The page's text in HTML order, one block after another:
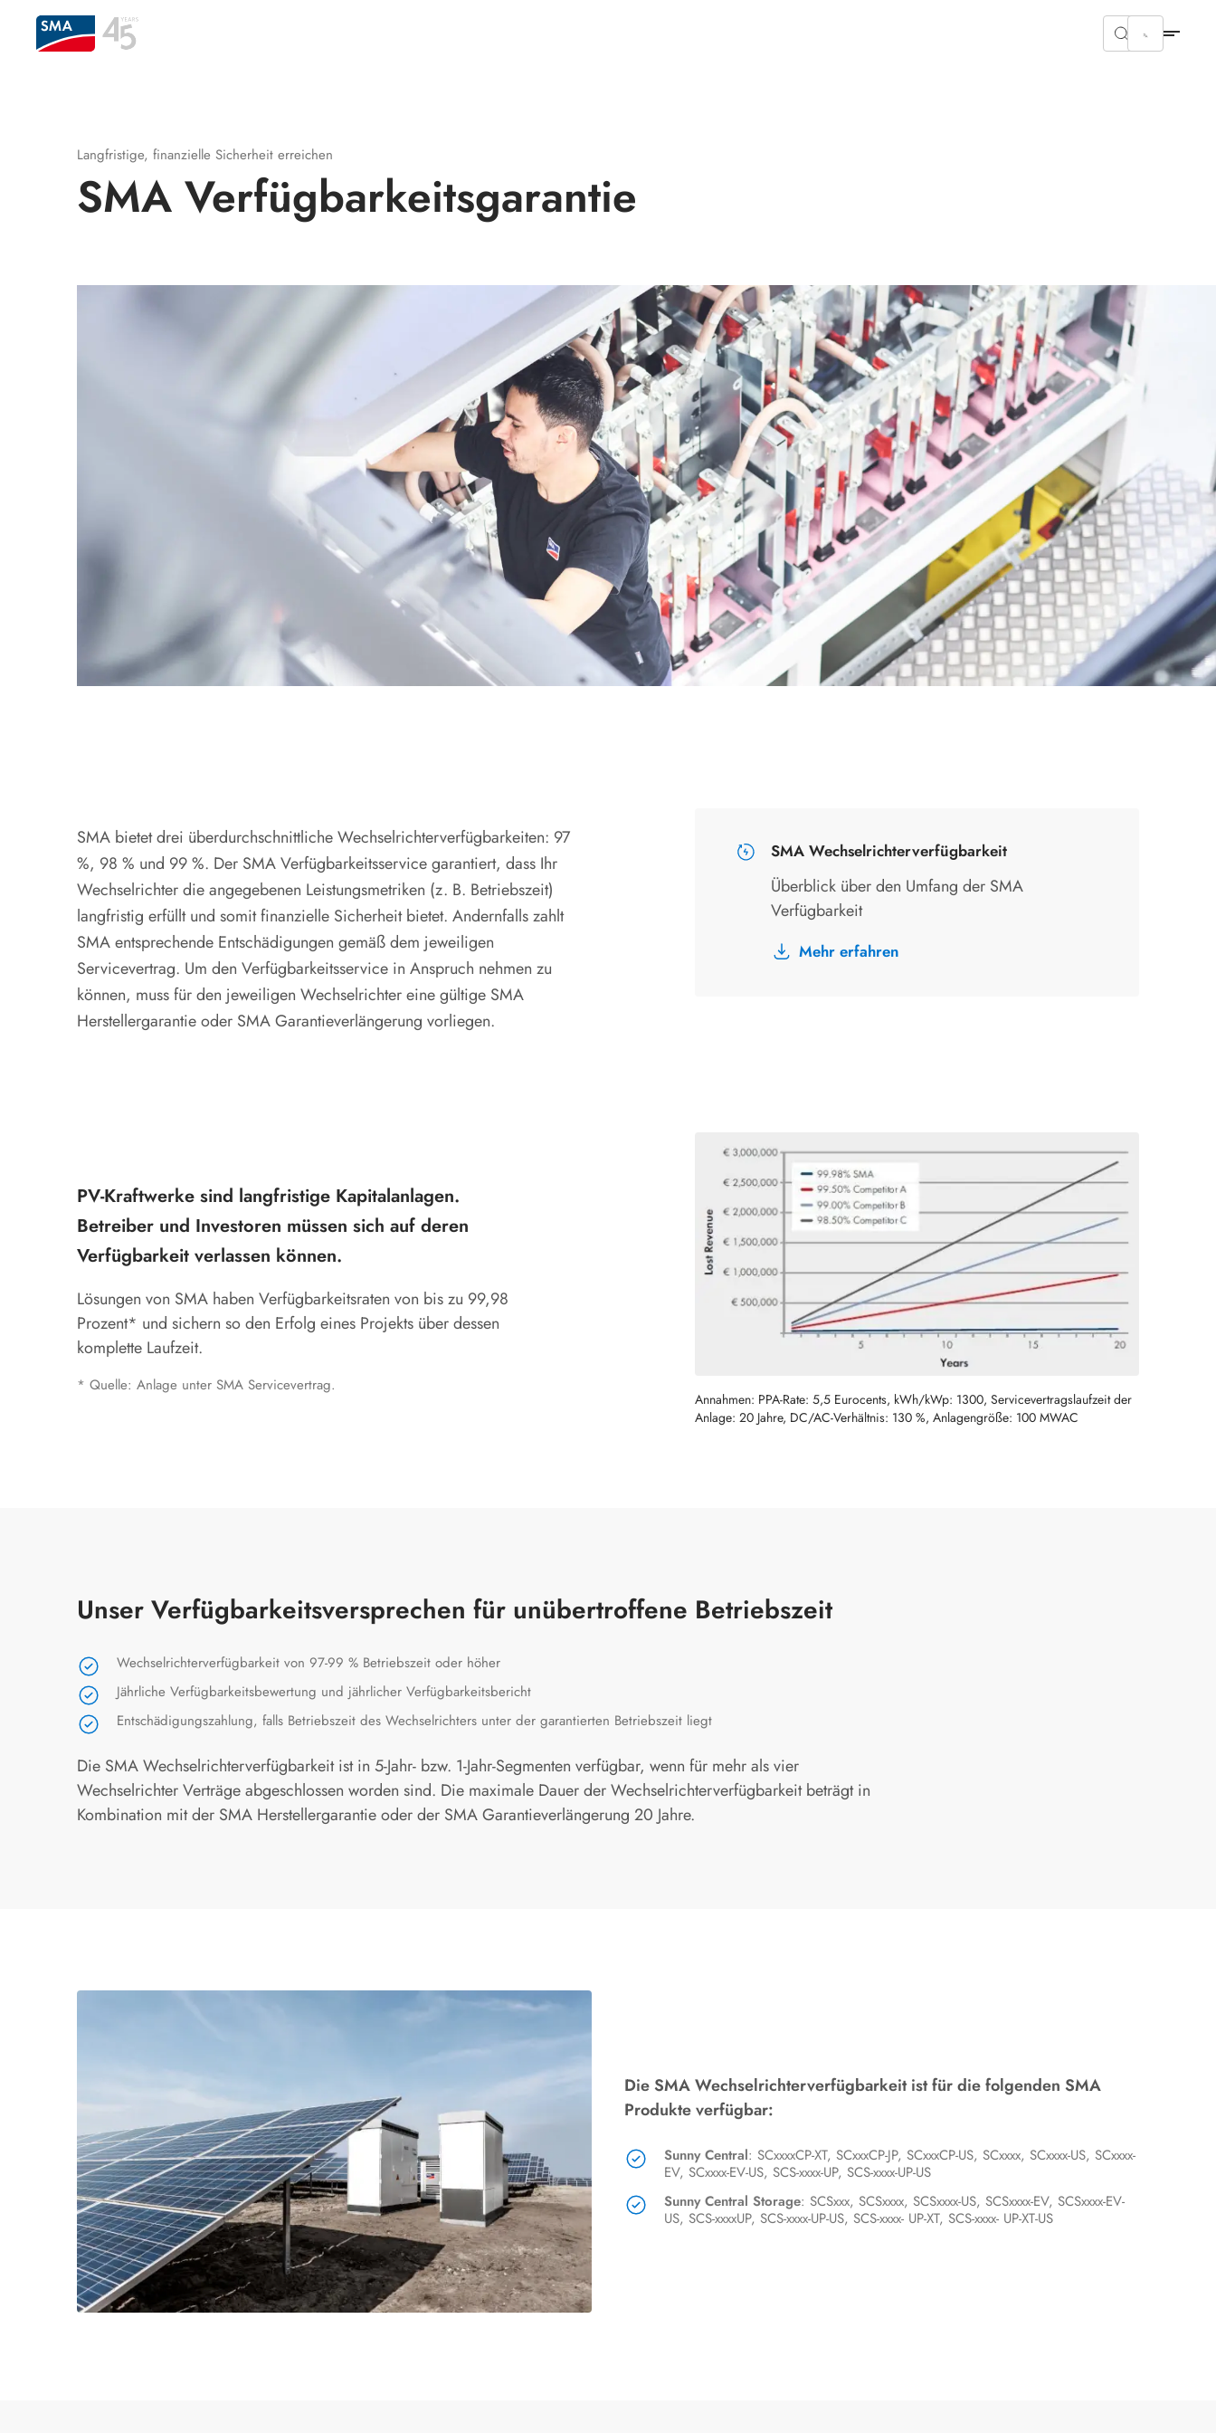
Langfristige, finanzielle Sicherheit erreichen
SMA Verfügbarkeitsgarantie
SMA bietet drei überdurchschnittliche Wechselrichterverfügbarkeiten: 97
%, 98 % und 99 %. Der SMA Verfügbarkeitsservice garantiert, dass Ihr
Wechselrichter die angegebenen Leistungsmetriken (z. B. Betriebszeit)
langfristig erfüllt und somit finanzielle Sicherheit bietet. Andernfalls zahlt
SMA entsprechende Entschädigungen gemäß dem jeweiligen
Servicevertrag. Um den Verfügbarkeitsservice in Anspruch nehmen zu
können, muss für den jeweiligen Wechselrichter eine gültige SMA
Herstellergarantie oder SMA Garantieverlängerung vorliegen.
SMA Wechselrichterverfügbarkeit
Überblick über den Umfang der SMA
Verfügbarkeit
Mehr erfahren
PV-Kraftwerke sind langfristige Kapitalanlagen.
Betreiber und Investoren müssen sich auf deren
Verfügbarkeit verlassen können.
Lösungen von SMA haben Verfügbarkeitsraten von bis zu 99,98
Prozent* und sichern so den Erfolg eines Projekts über dessen
komplette Laufzeit.
* Quelle: Anlage unter SMA Servicevertrag.
Annahmen: PPA-Rate: 5,5 Eurocents, kWh/kWp: 1300, Servicevertragslaufzeit der
Anlage: 20 Jahre, DC/AC-Verhältnis: 130 %, Anlagengröße: 100 MWAC
Unser Verfügbarkeitsversprechen für unübertroffene Betriebszeit
Wechselrichterverfügbarkeit von 97-99 % Betriebszeit oder höher
Jährliche Verfügbarkeitsbewertung und jährlicher Verfügbarkeitsbericht
Entschädigungszahlung, falls Betriebszeit des Wechselrichters unter der garantierten Betriebszeit liegt
Die SMA Wechselrichterverfügbarkeit ist in 5-Jahr- bzw. 1-Jahr-Segmenten verfügbar, wenn für mehr als vier
Wechselrichter Verträge abgeschlossen worden sind. Die maximale Dauer der Wechselrichterverfügbarkeit beträgt in
Kombination mit der SMA Herstellergarantie oder der SMA Garantieverlängerung 20 Jahre.
Die SMA Wechselrichterverfügbarkeit ist für die folgenden SMA
Produkte verfügbar:
Sunny Central: SCxxxxCP-XT, SCxxxCP-JP, SCxxxCP-US, SCxxxx, SCxxxx-US, SCxxxx-
EV, SCxxxx-EV-US, SCS-xxxx-UP, SCS-xxxx-UP-US
Sunny Central Storage: SCSxxx, SCSxxxx, SCSxxxx-US, SCSxxxx-EV, SCSxxxx-EV-
US, SCS-xxxxUP, SCS-xxxx-UP-US, SCS-xxxx- UP-XT, SCS-xxxx- UP-XT-US